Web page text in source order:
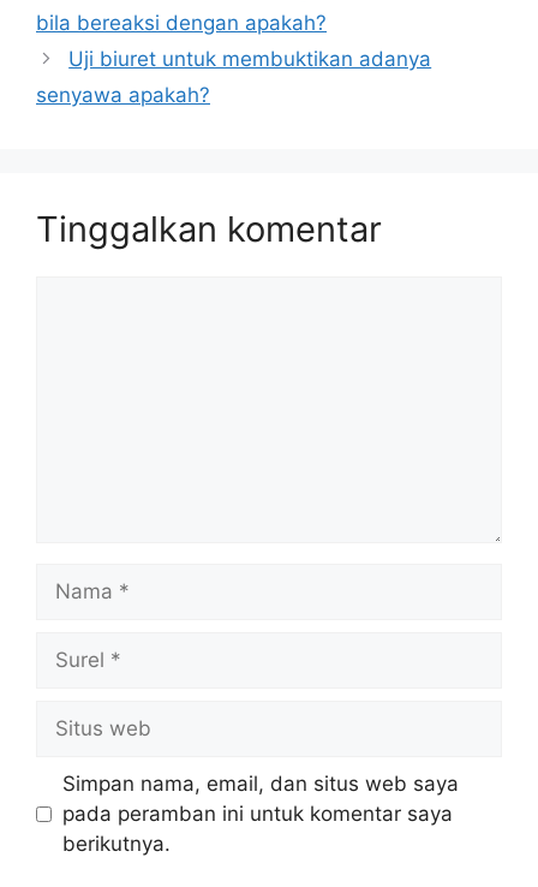
bila bereaksi dengan apakah?
Uji biuret untuk membuktikan adanya
senyawa apakah?
Tinggalkan komentar
web
Simpan nama, email, dan situs web saya
pada peramban ini untuk komentar saya
berikutnya.